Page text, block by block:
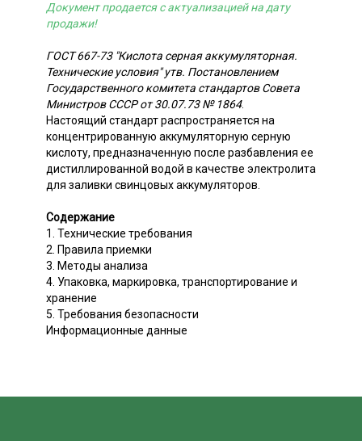
Документ продается с актуализацией на дату
продажи!
ГОСТ 667-73 "Кислота серная аккумуляторная.
Технические условия" утв. Постановлением
Государственного комитета стандартов Совета
Министров СССР от 30.07.73 № 1864.
Настоящий стандарт распространяется на
концентрированную аккумуляторную серную
кислоту, предназначенную после разбавления ее
дистиллированной водой в качестве электролита
для заливки свинцовых аккумуляторов.
Содержание
1. Технические требования
2. Правила приемки
3. Методы анализа
4. Упаковка, маркировка, транспортирование и
хранение
5. Требования безопасности
Информационные данные